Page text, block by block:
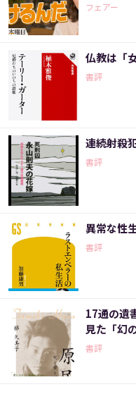
フェアー
仏教は「
書評
連続射殺
書評
異常な性
書評
17通の遺
見た「幻
書評